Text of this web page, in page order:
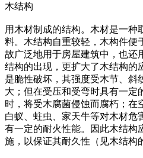
木结构
用木材制成的结构。木材是一种
料。木结构自重较轻，木构件便
故广泛地用于房屋建筑中，也还
结构的出现，更扩大了木结构的
是脆性破坏，其强度受木节、斜
大；但在受压和受弯时具有一定
时，将受木腐菌侵蚀而腐朽；在
白蚁、蛀虫、家天牛等对木材危
有一定的耐火性能。因此木结构
施，以保证其耐久性（见木结构